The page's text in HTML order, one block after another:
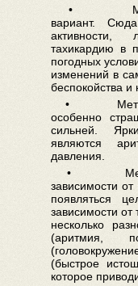
•
вариант.
активности,
тахикардию в
погодных
изменений в
беспокойства
•
особенно
сильней.
являются
давления.
•
зависимости
появляться
зависимости от
несколько
(аритмия,
(быстрое
которое